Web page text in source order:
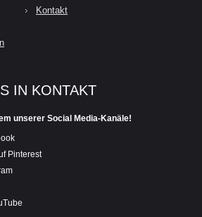
Kontakt
IN KONTAKT
unserer Social Media-Kanäle!
Pinterest